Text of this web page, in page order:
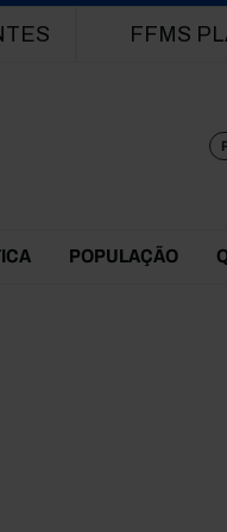
FFMS
POPULAÇÃO